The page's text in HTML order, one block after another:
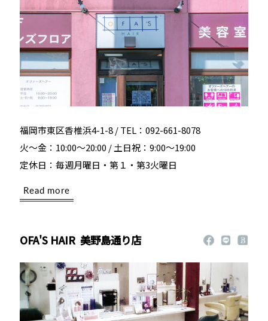
福岡市東区香椎浜4-1-8 / TEL：092-661-8078
火～金：10:00～20:00 / 土日祝：9:00～19:00
定休日：毎週月曜日・第１・第3火曜日
Read more
OFA'S HAIR 美野島通り店